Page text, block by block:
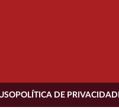
POLÍTICA DE PRIVACIDAD